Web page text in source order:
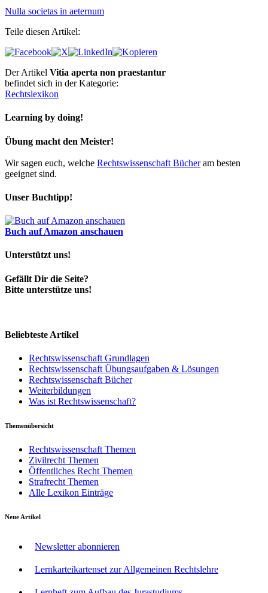
Nulla societas in aeternum
Teile diesen Artikel:
Der Artikel Vitia aperta non praestantur
befindet sich in der Kategorie:
Rechtslexikon
Learning by doing!
Übung macht den Meister!
Wir sagen euch, welche Rechtswissenschaft Bücheram besten
geeignet sind.
Unser Buchtipp!
Buch auf Amazon anschauen
Unterstützt uns!
Gefällt Dir die Seite?
Bitte unterstütze uns!
Beliebteste Artikel
Rechtswissenschaft Grundlagen
Rechtswissenschaft Übungsaufgaben & Lösungen
Rechtswissenschaft Bücher
Weiterbildungen
Was ist Rechtswissenschaft?
Themenübersicht
Rechtswissenschaft Themen
Zivilrecht Themen
Öffentliches Recht Themen
Strafrecht Themen
Alle Lexikon Einträge
Neue Artikel
Newsletter abonnieren
Lernkarteikartenset zur Allgemeinen Rechtslehre